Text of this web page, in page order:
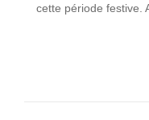
cette période festive.